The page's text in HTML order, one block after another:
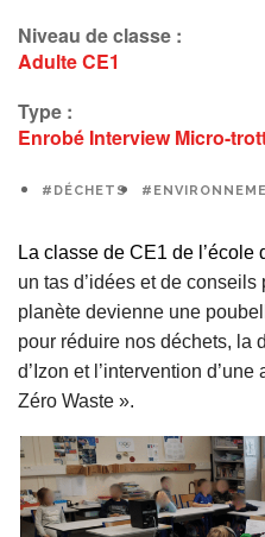
Niveau de classe :
AdulteCE1
Type :
Enrobé Interview Micro-
#DÉCHETS
La classe de CE1 de l’école
un tas d’idées et de
planète devienne une
pour réduire nos déchets, la
d’Izon et l’intervention
Zéro Waste ».